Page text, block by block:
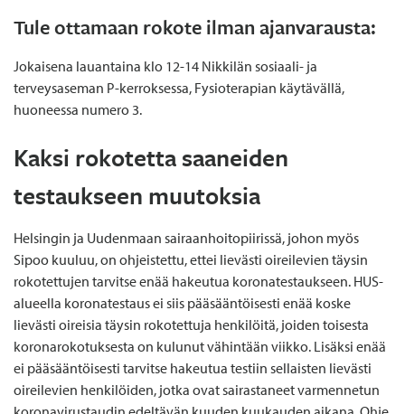
Tule ottamaan rokote ilman ajanvarausta:
Jokaisena lauantaina klo 12-14 Nikkilän sosiaali- ja
terveysaseman P-kerroksessa, Fysioterapian käytävällä,
huoneessa numero 3.
Kaksi rokotetta saaneiden
testaukseen muutoksia
Helsingin ja Uudenmaan sairaanhoitopiirissä, johon myös
Sipoo kuuluu, on ohjeistettu, ettei lievästi oireilevien täysin
rokotettujen tarvitse enää hakeutua koronatestaukseen. HUS-
alueella koronatestaus ei siis pääsääntöisesti enää koske
lievästi oireisia täysin rokotettuja henkilöitä, joiden toisesta
koronarokotuksesta on kulunut vähintään viikko. Lisäksi enää
ei pääsääntöisesti tarvitse hakeutua testiin sellaisten lievästi
oireilevien henkilöiden, jotka ovat sairastaneet varmennetun